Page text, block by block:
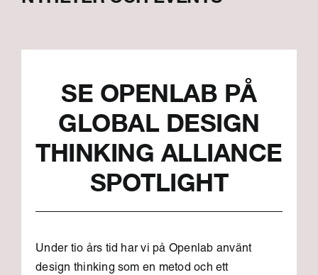
SE OPENLAB PÅ
GLOBAL DESIGN
THINKING ALLIANCE
SPOTLIGHT
Under tio års tid har vi på Openlab använt
design thinking som en metod och ett